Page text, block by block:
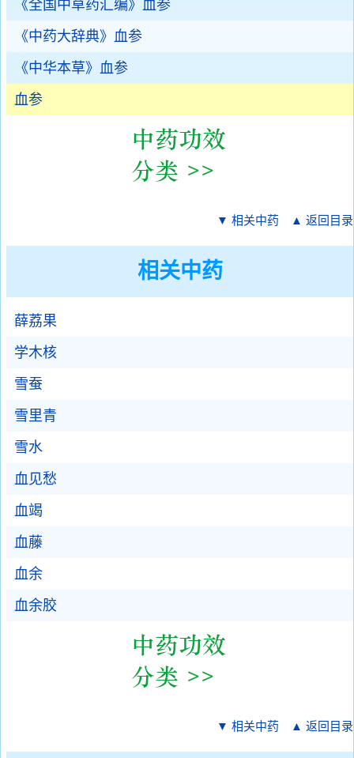
《全国中草药汇编》血参
《中药大辞典》血参
《中华本草》血参
血参
▼ 相关中药 ▲ 返回目录
相关中药
薛荔果
学木核
雪蚕
雪里青
雪水
血见愁
血竭
血藤
血余
血余胶
▼ 相关中药 ▲ 返回目录